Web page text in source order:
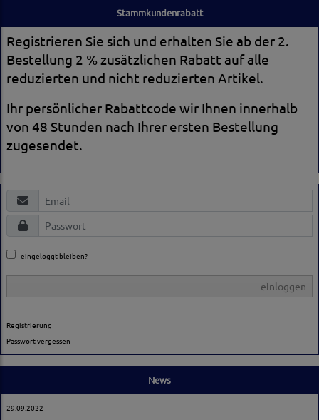
Stammkundenrabatt
Registrieren Sie sich und erhalten Sie ab der 2.
Bestellung 2 % zusätzlichen Rabatt auf alle
reduzierten und nicht reduzierten Artikel.
Ihr persönlicher Rabattcode wir Ihnen innerhalb
von 48 Stunden nach Ihrer ersten Bestellung
zugesendet.
eingeloggt bleiben?
einloggen
Registrierung
Passwort vergessen
News
29.09.2022